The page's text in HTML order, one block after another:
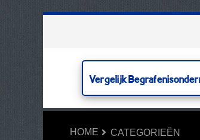
Vergelijk
HOME CATEGORIEËN